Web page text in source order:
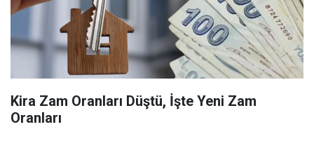
Kira Zam Oranları Düştü, İşte Yeni Zam
Oranları